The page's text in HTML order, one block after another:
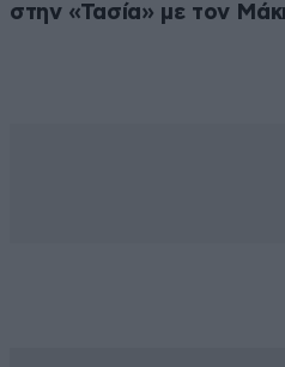
στην «Τασία» με τον